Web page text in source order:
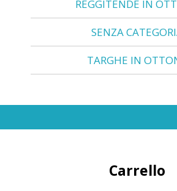
REGGITENDE IN
SENZA
TARGHE IN
Carrello